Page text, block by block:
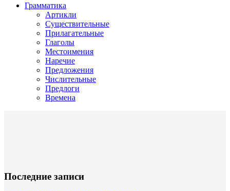
Грамматика
Артикли
Существительные
Прилагательные
Глаголы
Местоимения
Наречие
Предложения
Числительные
Предлоги
Времена
Последние записи